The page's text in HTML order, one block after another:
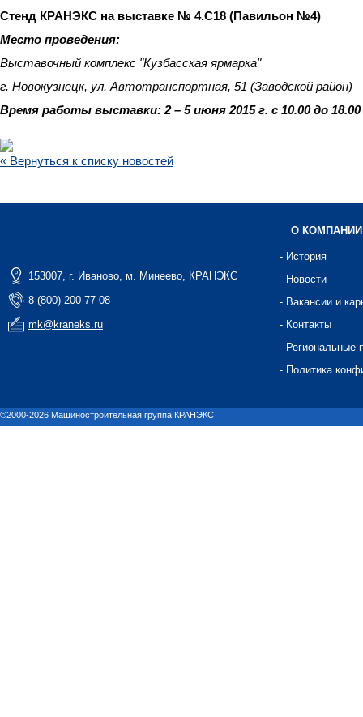
Стенд КРАНЭКС на выставке № 4.С18 (Павильон №4)
Место проведения:
Выставочный комплекс "Кузбасская ярмарка"
г. Новокузнецк, ул. Автотранспортная, 51 (Заводской район)
Время работы выставки: 2 – 5 июня 2015 г. с 10.00 до 18.00
« Вернуться к списку новостей
153007, г. Иваново, м. Минеево, КРАНЭКС
8 (800) 200-77-08
mk@kraneks.ru
О КОМПАНИИ
- История
- Новости
- Вакансии и
- Контакты
- Региональные
- Политика
©2000-2026 Машиностроительная группа КРАНЭКС